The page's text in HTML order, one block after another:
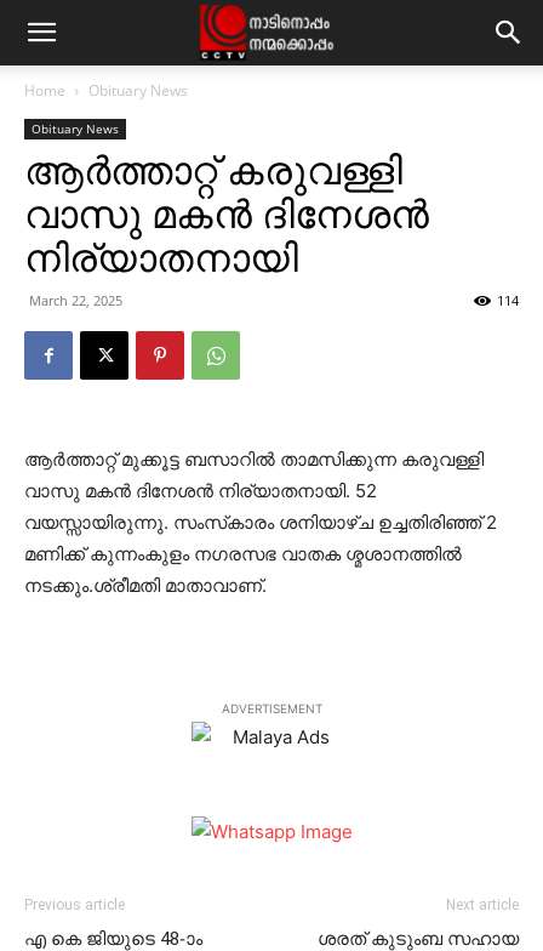
Home Obituary News
Obituary News
ആര്‍ത്താറ്റ് കരുവള്ളി
വാസു മകന്‍ ദിനേശന്‍
നിര്യാതനായി
March 22, 2025 114
ആര്‍ത്താറ്റ് മുക്കൂട്ട ബസാറില്‍ താമസിക്കുന്ന കരുവള്ളി
വാസു മകന്‍ ദിനേശന്‍ നിര്യാതനായി. 52
വയസ്സായിരുന്നു. സംസ്‌കാരം ശനിയാഴ്ച ഉച്ചതിരിഞ്ഞ് 2
മണിക്ക് കുന്നംകുളം നഗരസഭ വാതക ശ്മശാനത്തില്‍
നടക്കും.ശ്രീമതി മാതാവാണ്.
ADVERTISEMENT
Previous article
എ കെ ജിയുടെ 48-ാം
Next article
ശരത് കുടുംബ സഹായ